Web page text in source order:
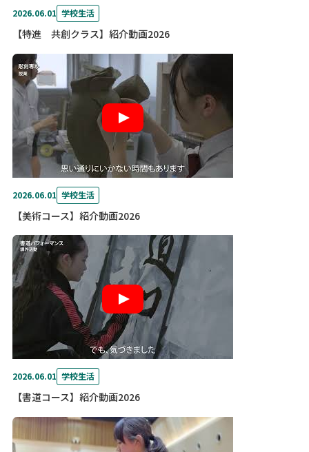
2026.06.01 学校生活
【特進 共創クラス】紹介動画2026
2026.06.01 学校生活
【美術コース】紹介動画2026
2026.06.01 学校生活
【書道コース】紹介動画2026